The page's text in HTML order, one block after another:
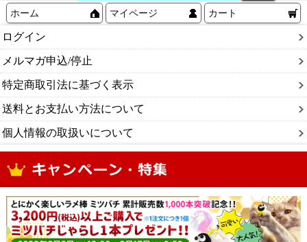
ホーム マイページ カート
ログイン
メルマガ申込/停止
特定商取引法に基づく表示
送料とお支払い方法について
個人情報の取扱いについて